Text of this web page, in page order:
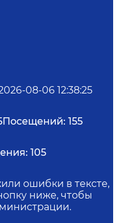
08-06 12:38:25
Посещений: 155
105
ошибки в тексте,
ниже, чтобы